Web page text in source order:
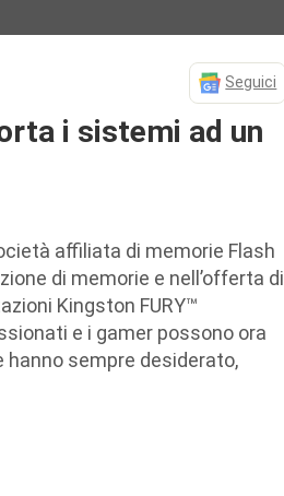
Seguici
i sistemi ad un
affiliata di memorie Flash
di memorie e nell’offerta di
Kingston FURY™
e i gamer possono ora
hanno sempre desiderato,